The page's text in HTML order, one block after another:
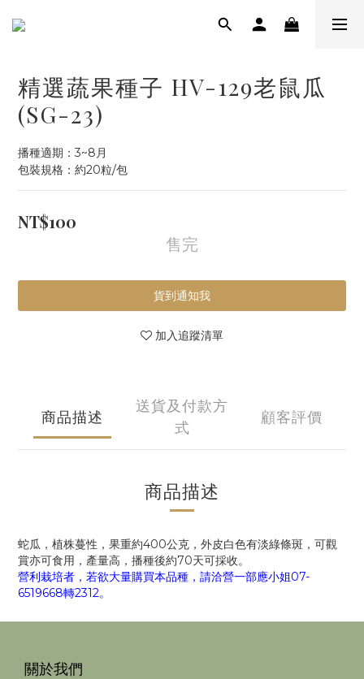
精選蔬果種子 HV-129老鼠瓜
(SG-23)
播種適期：3~8月
包裝規格：約20粒/包
NT$100
售完
貨到通知我
加入追蹤清單
商品描述
送貨及付款方
式
顧客評價
商品描述
蛇瓜，植株蔓性，果重約400公克，外皮白色有淡綠條斑，可觀
賞亦可食用，產量高，播種後約70天可採收。
營利栽培者，若欲大量購買本品種，請洽營一部應小姐07-
6519668轉2312。
關於我們